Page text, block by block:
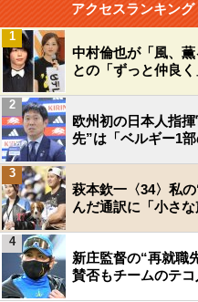
アクセスランキング
中村倫也が「風、
との「ずっと仲良
1
欧州初の日本人指
先”は「ベルギー1
2
萩本欽一〈34〉私
んだ通訳に「小さな
3
新庄監督の“再就職
賛否もチームのテ
4